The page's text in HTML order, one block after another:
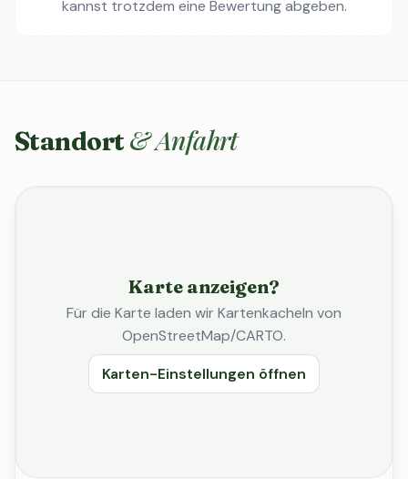
kannst trotzdem eine Bewertung abgeben.
Standort & Anfahrt
Karte anzeigen?
Für die Karte laden wir Kartenkacheln von
OpenStreetMap/CARTO.
Karten-Einstellungen öffnen